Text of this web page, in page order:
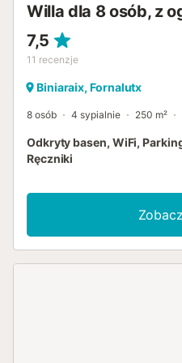
spokojna...
Willa dla 8 osób, z
7,5
11 recenzje
Biniaraix, Fornalutx
8 osób 4 sypialnie 250 m²
Odkryty basen, WiFi,
Ręczniki